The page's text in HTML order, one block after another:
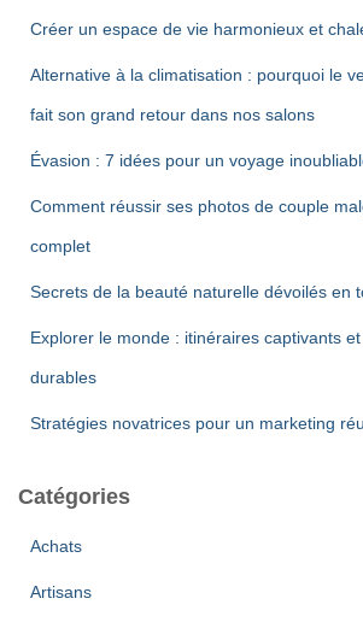
Créer un espace de vie harmonieux et
Alternative à la climatisation : pourquoi le
fait son grand retour dans nos salons
Évasion : 7 idées pour un voyage
Comment réussir ses photos de couple
complet
Secrets de la beauté naturelle dévoilés en
Explorer le monde : itinéraires captivants
durables
Stratégies novatrices pour un marketing
Catégories
Achats
Artisans